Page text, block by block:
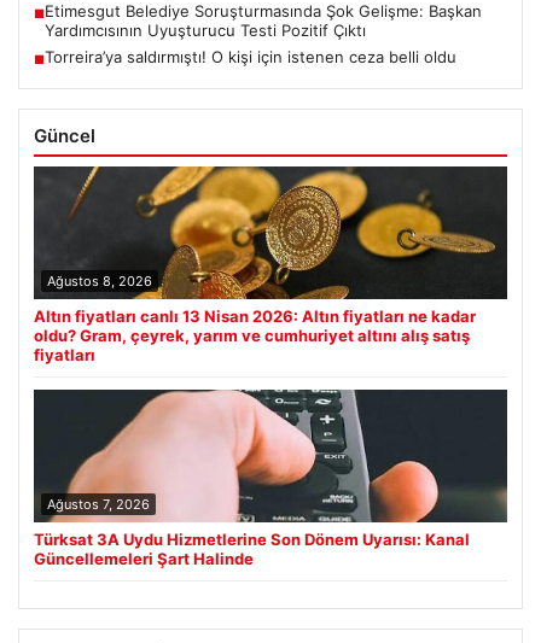
■Etimesgut Belediye Soruşturmasında Şok Gelişme: Başkan
Yardımcısının Uyuşturucu Testi Pozitif Çıktı
■Torreira’ya saldırmıştı! O kişi için istenen ceza belli oldu
Güncel
Ağustos 8, 2026
Altın fiyatları canlı 13 Nisan 2026: Altın fiyatları ne kadar
oldu? Gram, çeyrek, yarım ve cumhuriyet altını alış satış
fiyatları
Ağustos 7, 2026
Türksat 3A Uydu Hizmetlerine Son Dönem Uyarısı: Kanal
Güncellemeleri Şart Halinde